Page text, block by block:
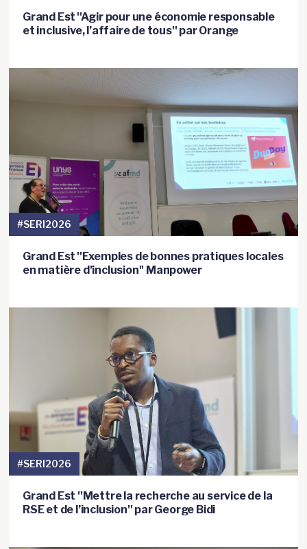
Grand Est ''Agir pour une économie responsable
et inclusive, l’affaire de tous'' par Orange
#SERI2026
Grand Est ''Exemples de bonnes pratiques locales
en matière d’inclusion'' Manpower
#SERI2026
Grand Est ''Mettre la recherche au service de la
RSE et de l’inclusion'' par George Bidi